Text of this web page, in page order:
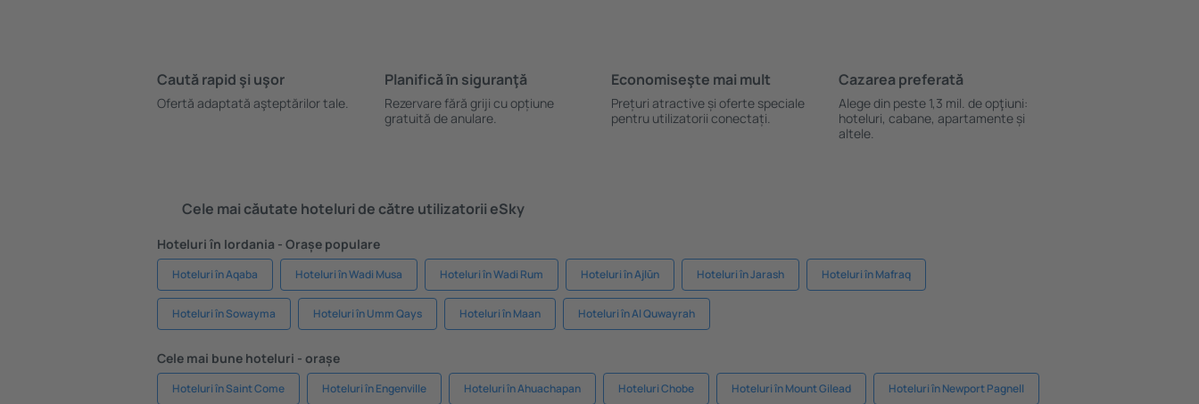
Caută rapid şi uşor
Ofertă adaptată aşteptărilor tale.
Planifică ȋn siguranţă
Rezervare fără griji cu opțiune
gratuită de anulare.
Economiseşte mai mult
Prețuri atractive și oferte speciale
pentru utilizatorii conectați.
Cazarea preferată
Alege din peste 1,3 mil. de opţiuni:
hoteluri, cabane, apartamente și
altele.
Cele mai căutate hoteluri de către utilizatorii eSky
Hoteluri în Iordania - Orașe populare
Hoteluri în Aqaba Hoteluri în Wadi Musa Hoteluri în Wadi Rum Hoteluri în Ajlūn Hoteluri în Jarash Hoteluri în Mafraq
Hoteluri în Sowayma Hoteluri în Umm Qays Hoteluri în Maan Hoteluri în Al Quwayrah
Cele mai bune hoteluri - orașe
Hoteluri în Saint Come Hoteluri în Engenville Hoteluri în Ahuachapan Hoteluri Chobe Hoteluri în Mount Gilead Hoteluri în Newport Pagnell